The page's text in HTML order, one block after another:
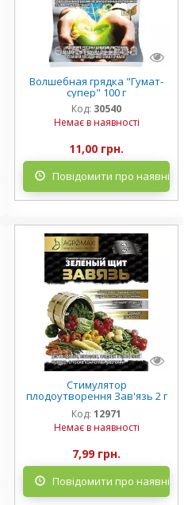
Волшебная грядка "Гумат-
супер" 100 г
Код: 30540
Немає в наявності
11,00 грн.
Повідомити про
Стимулятор
плодоутворення Зав'язь 2 г
ТМ Зелений щит, Agromaxi
Код: 12971
Немає в наявності
7,99 грн.
Повідомити про